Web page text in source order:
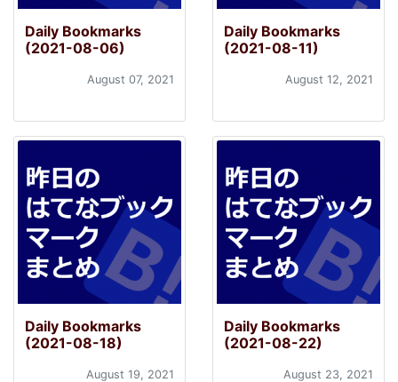
Daily Bookmarks
(2021-08-06)
August 07, 2021
Daily Bookmarks
(2021-08-11)
August 12, 2021
Daily Bookmarks
(2021-08-18)
August 19, 2021
Daily Bookmarks
(2021-08-22)
August 23, 2021